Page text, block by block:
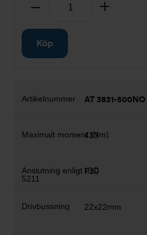
Ta bort
Köp
AT 3831-500NO
433
F10
22x22mm